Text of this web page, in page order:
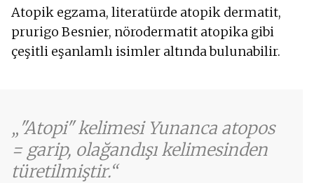
Kabarcıklar
Kuru cilt
Kaşıntılı cilt
Atopik egzama, literatürde atopik dermatit,
prurigo Besnier, nörodermatit atopika gibi
çeşitli eşanlamlı isimler altında bulunabilir.
"Atopi" kelimesi Yunanca atopos
= garip, olağandışı kelimesinden
türetilmiştir.